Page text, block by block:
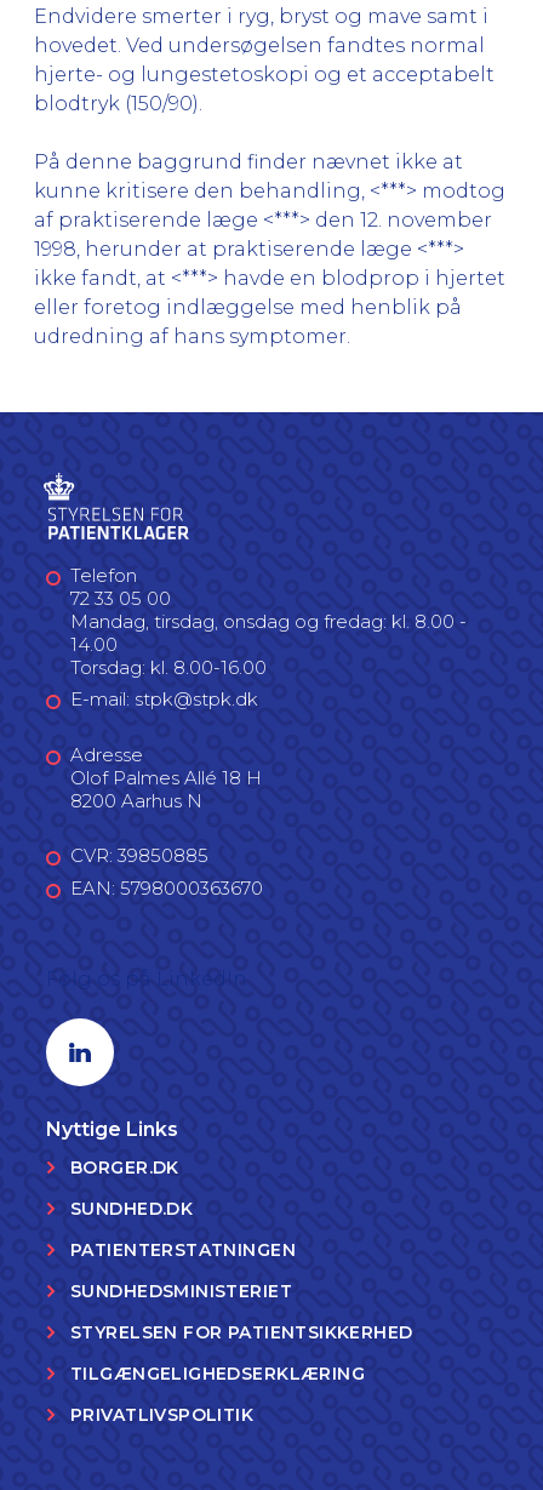
Endvidere smerter i ryg, bryst og mave samt i
hovedet. Ved undersøgelsen fandtes normal
hjerte- og lungestetoskopi og et acceptabelt
blodtryk (150/90).
På denne baggrund finder nævnet ikke at
kunne kritisere den behandling, <***> modtog
af praktiserende læge <***> den 12. november
1998, herunder at praktiserende læge <***>
ikke fandt, at <***> havde en blodprop i hjertet
eller foretog indlæggelse med henblik på
udredning af hans symptomer.
Telefon
72 33 05 00
Mandag, tirsdag, onsdag og fredag: kl. 8.00 -
14.00
Torsdag: kl. 8.00-16.00
E-mail: stpk@stpk.dk
Adresse
Olof Palmes Allé 18 H
8200 Aarhus N
CVR: 39850885
EAN: 5798000363670
Linkedin profil
Nyttige Links
BORGER.DK
SUNDHED.DK
PATIENTERSTATNINGEN
SUNDHEDSMINISTERIET
STYRELSEN FOR PATIENTSIKKERHED
TILGÆNGELIGHEDSERKLÆRING
PRIVATLIVSPOLITIK